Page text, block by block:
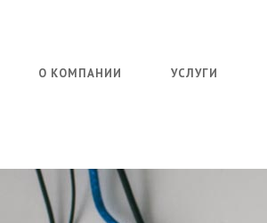
О КОМПАНИИ УСЛУГИ